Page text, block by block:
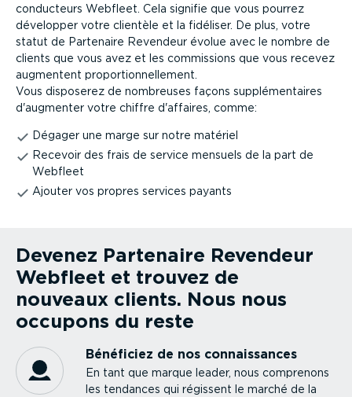
conducteurs Webfleet. Cela signifie que vous pourrez
développer votre clientèle et la fidéliser. De plus, votre
statut de Partenaire Revendeur évolue avec le nombre de
clients que vous avez et les commissions que vous recevez
augmentent propor­tion­nel­lement.
Vous disposerez de nombreuses façons supplé­men­taires
d'augmenter votre chiffre d'affaires, comme:
Dégager une marge sur notre matériel
Recevoir des frais de service mensuels de la part de
Webfleet
Ajouter vos propres services payants
Devenez Partenaire Revendeur
Webfleet et trouvez de
nouveaux clients. Nous nous
occupons du reste
Bénéficiez de nos connais­sances
En tant que marque leader, nous comprenons
les tendances qui régissent le marché de la